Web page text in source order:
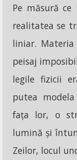
Pe măsură
realitatea se
liniar.
peisaj
legile fizicii
putea
fața lor, o
lumină și
Zeilor, locul